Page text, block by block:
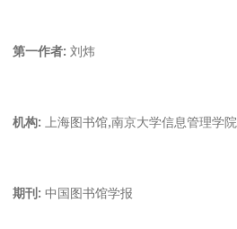
第一作者: 刘炜
机构: 上海图书馆,南京大学信息管理学院
期刊: 中国图书馆学报